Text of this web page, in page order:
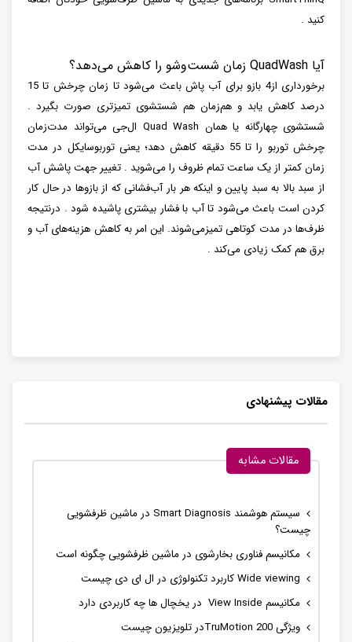
کنید .
آیا QuadWash زمان شست‌وشو را کاهش می‌دهد؟
برخورداری از4 بازو برای آب پاش باعث می‌شود تا زمان چرخش تا 15
درصد کاهش یابد و هم‌زمان هم شستشوی تمیزتری صورت بگیرد .
شستشوی چهارگانه یا همان Quad Wash ال‌جی می‌تواند مدت‌زمان
چرخش توربو را تا 55 دقیقه کاهش دهد؛ یعنی توربوسایکل در مدت
زمان کمتر از یک ساعت تمام ظروف را می‌شوید . تغییر جهت پاشش آب
از سبد بالا به سبد پایین و اینکه هر بار آب‌فشانی که از بازوها در حال کار
کردن است باعث می‌شود تا آب با فشار بیشتری پاشیده شود . درنتیجه
ظرف‌ها در مدت کوتاهی تمیزمی‌شوند. این امر به کاهش هزینه‌های آب و
برق هم کمک زیادی می‌کند .
مقالات پیشنهادی
مقالات مشابه
سیستم هوشمند Smart Diagnosis در ماشین ظرفشویی
چیست؟
مکانیسم فناوری بخارشوی در ماشین ظرفشویی چگونه است
مکانیسم View Inside در یخچال ها چه کاربردی دارد
ویژگی TruMotion 200در تلویزیون چیست